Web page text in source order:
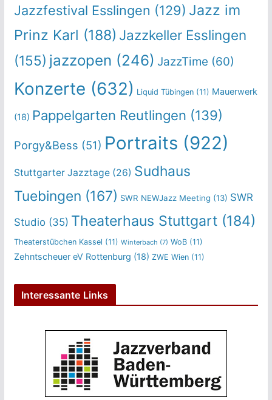
Jazzfestival Esslingen (129) Jazz im
Prinz Karl (188) Jazzkeller Esslingen
(155) jazzopen (246) JazzTime (60)
Konzerte (632) Liquid Tübingen(11) Mauerwerk
(18) Pappelgarten Reutlingen (139)
Porgy&Bess (51) Portraits (922)
Stuttgarter Jazztage(26) Sudhaus
Tuebingen (167) SWR NEWJazz Meeting (13) SWR
Studio(35) Theaterhaus Stuttgart(184)
Theaterstübchen Kassel (11) Winterbach (7) WoB(11)
Zehntscheuer eV Rottenburg (18) ZWE Wien(11)
Interessante Links